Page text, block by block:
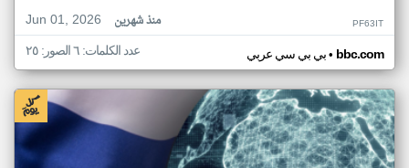
Jun 01, 2026
منذ شهرين PF63IT
بي بي سي عربي• bbc.com عدد الكلمات: ٦ الصور: ٢٥